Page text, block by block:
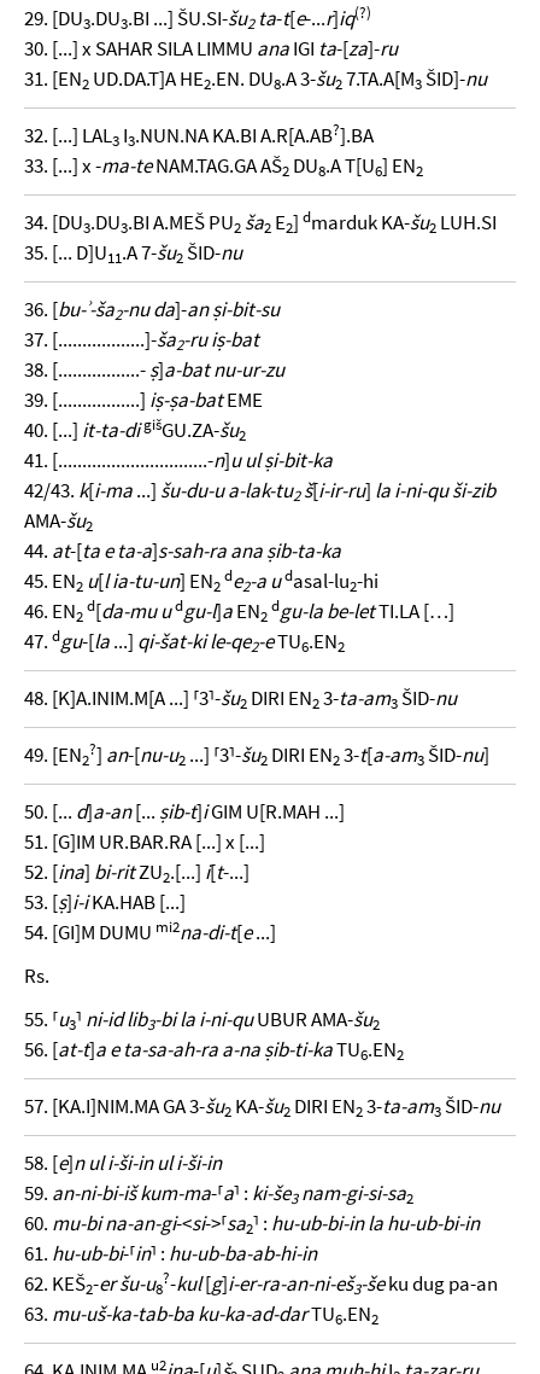
29. [DU3.DU3.BI ...] ŠU.SI-šu2ta-t[e-...r]iq(?)
30. [...] x SAHAR SILA LIMMU anaIGI ta-[za]-ru
31. [EN2 UD.DA.T]A HE2.EN. DU8.A 3-šu27.TA.A[M3 ŠID]-nu
32. [...] LAL3 I3.NUN.NA KA.BI A.R[A.AB?].BA
33. [...] x -ma-teNAM.TAG.GA AŠ2 DU8.A T[U6] EN2
34. [DU3.DU3.BI A.MEŠ PU2 ša2 E2] dmarduk KA-šu2 LUH.SI
35. [... D]U11.A 7-šu2 ŠID-nu
36. [bu-ʾ-ša2-nu da]-an ṣi-bit-su
37. [..................]-ša2-ru iṣ-bat
38. [.................-ṣ]a-bat nu-ur-zu
39. [.................] iṣ-ṣa-batEME
40. [...] it-ta-digišGU.ZA-šu2
41. [...............................-n]u ul ṣi-bit-ka
42/43. k[i-ma...] šu-du-u a-lak-tu2š[i-ir-ru] la i-ni-qu ši-zib
AMA-šu2
44. at-[ta e ta-a]s-sah-ra ana ṣib-ta-ka
45. EN2 u[l ia-tu-un] EN2
de2-a udasal-lu2-hi
46. EN2
d[da-mu udgu-l]aEN2
dgu-la be-letTI.LA […]
47. dgu-[la...] qi-šat-ki le-qe2-eTU6.EN2
48. [K]A.INIM.M[A ...] ⸢3⸣-šu2 DIRI EN23-ta-am3 ŠID-nu
49. [EN2
?] an-[nu-u2 ...] ⸢3⸣-šu2 DIRI EN23-t[a-am3 ŠID-nu]
50. [... d]a-an[... ṣib-t]iGIM U[R.MAH ...]
51. [G]IM UR.BAR.RA [...] x [...]
52. [ina] bi-ritZU2.[...] i[t-...]
53. [ṣ]i-iKA.HAB [...]
54. [GI]M DUMU mi2na-di-t[e...]
Rs.
55. ⸢u3⸣ ni-id lib3-bi la i-ni-quUBUR AMA-šu2
56. [at-t]a e ta-sa-ah-ra a-na ṣib-ti-kaTU6.EN2
57. [KA.I]NIM.MA GA 3-šu2 KA-šu2 DIRI EN23-ta-am3 ŠID-nu
58. [e]n ul i-ši-in ul i-ši-in
59. an-ni-bi-iš kum-ma-⸢a⸣ : ki-še3nam-gi-si-sa2
60. mu-bi na-an-gi-<si->⸢sa2⸣ : hu-ub-bi-in la hu-ub-bi-in
61. hu-ub-bi-⸢in⸣ : hu-ub-ba-ab-hi-in
62. KEŠ2-er šu-u8
?-kul[g]i-er-ra-an-ni-eš3-šeku dug pa-an
63. mu-uš-ka-tab-ba ku-ka-ad-darTU6.EN2
u2